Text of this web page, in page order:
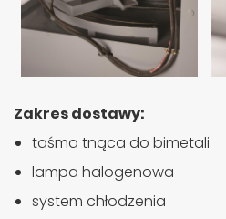
Zakres dostawy:
taśma tnąca do bimetali
lampa halogenowa
system chłodzenia